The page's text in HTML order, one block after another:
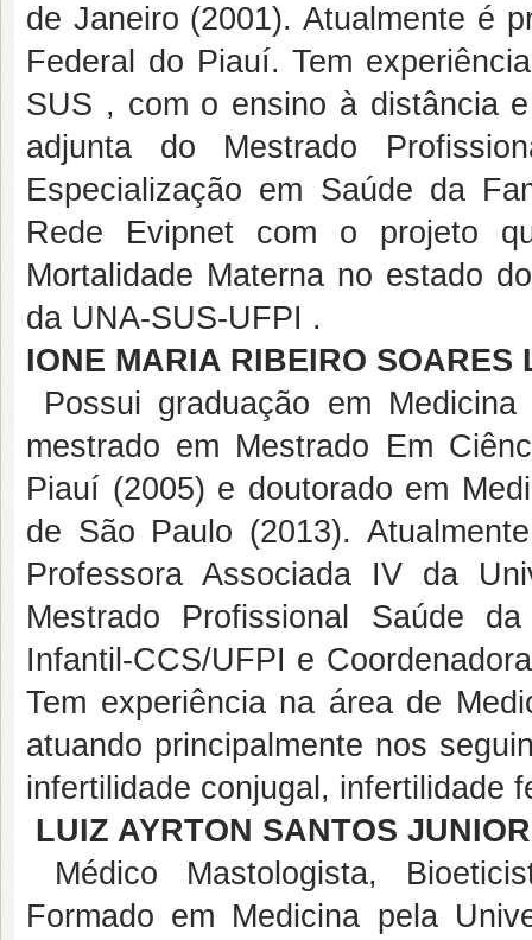
de Janeiro (2001). Atualmente é
Federal do Piauí. Tem
SUS , com o ensino à distância
adjunta do Mestrado
Especialização em Saúde da
Rede Evipnet com o projeto
Mortalidade Materna no estado
da UNA-SUS-UFPI .
IONE MARIA RIBEIRO SOARES
Possui graduação em
mestrado em Mestrado Em
Piauí (2005) e doutorado em
de São Paulo (2013).
Professora Associada IV da
Mestrado Profissional Saúde
Infantil-CCS/UFPI e
Tem experiência na área de
atuando principalmente nos
infertilidade conjugal, infertilidade
LUIZ AYRTON SANTOS JUNIOR
Médico Mastologista,
Formado em Medicina pela